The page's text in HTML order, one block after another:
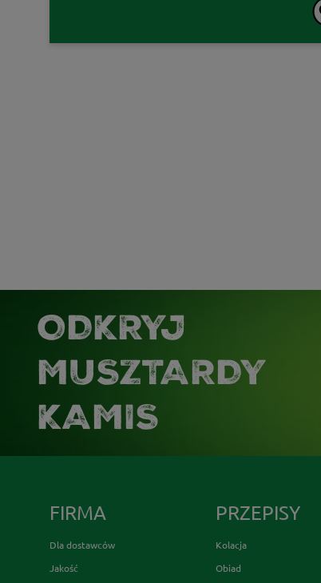
ODKRYJ
MUSZTARDY
KAMIS
FIRMA
Dla dostawców
Jakość
PRZEPISY
Kolacja
Obiad